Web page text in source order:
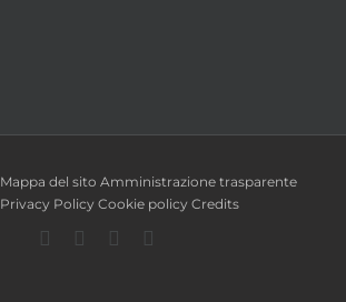
Mappa del sito Amministrazione trasparente
Privacy Policy Cookie policy Credits
Facebook
TwitterYouTube